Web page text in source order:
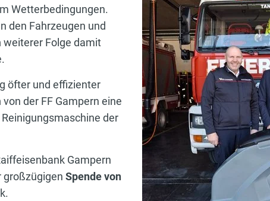
Wetterbedingungen.
den Fahrzeugen und
weiterer Folge damit
öfter und effizienter
der FF Gampern eine
der
Gampern
großzügigen Spende von